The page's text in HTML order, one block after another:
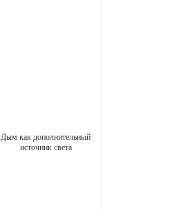
Дым как дополнительный
источник света